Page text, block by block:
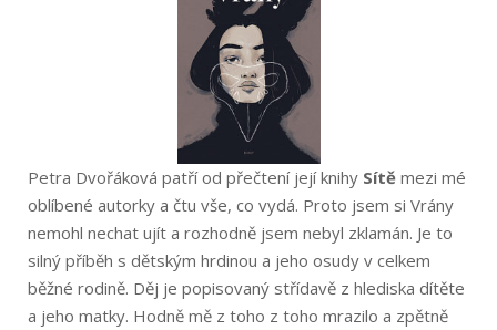
Petra Dvořáková patří od přečtení její knihy Sítě mezi mé
oblíbené autorky a čtu vše, co vydá. Proto jsem si Vrány
nemohl nechat ujít a rozhodně jsem nebyl zklamán. Je to
silný příběh s dětským hrdinou a jeho osudy v celkem
běžné rodině. Děj je popisovaný střídavě z hlediska dítěte
a jeho matky. Hodně mě z toho z toho mrazilo a zpětně